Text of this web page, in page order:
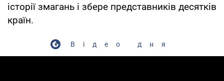
історії змагань і збере представників десятків
країн.
Відео дня